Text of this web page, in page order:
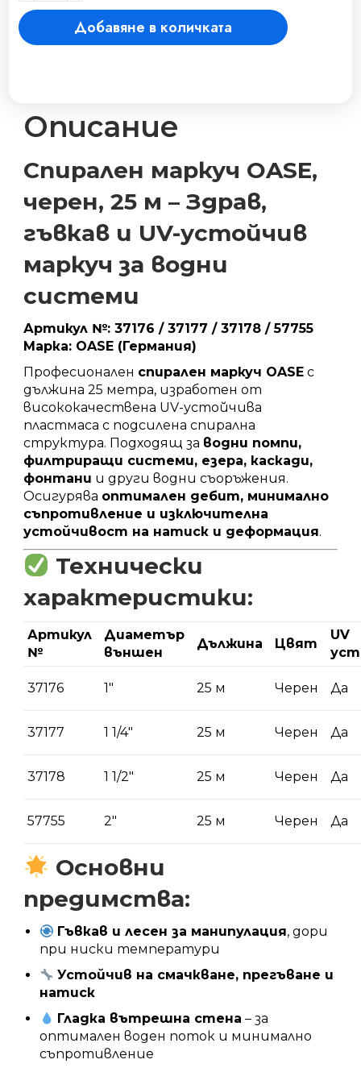
черен,
25
м
Добавяне в количката
Описание
Спирален маркуч OASE,
черен, 25 м – Здрав,
гъвкав и UV-устойчив
маркуч за водни
системи
Артикул №: 37176 / 37177 / 37178 / 57755
Марка: OASE (Германия)
Професионален спирален маркуч OASE с
дължина 25 метра, изработен от
висококачествена UV-устойчива
пластмаса с подсилена спирална
структура. Подходящ за водни помпи,
филтриращи системи, езера, каскади,
фонтани и други водни съоръжения.
Осигурява оптимален дебит, минимално
съпротивление и изключителна
устойчивост на натиск и деформация.
Технически
характеристики:
Артикул
№
Диаметър
външен
Дължина Цвят
UV
37176 1″ 25 м Черен Да
37177 1 1/4″ 25 м Черен Да
37178 1 1/2″ 25 м Черен Да
57755 2″ 25 м Черен Да
Основни
предимства:
Гъвкав и лесен за манипулация, дори
при ниски температури
Устойчив на смачкване, прегъване и
натиск
Гладка вътрешна стена – за
оптимален воден поток и минимално
съпротивление